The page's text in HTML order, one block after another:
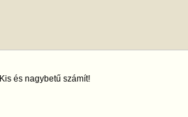
Kis és nagybetű számít!